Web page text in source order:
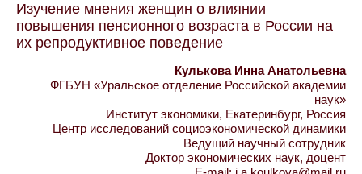
Изучение мнения женщин о влиянии
повышения пенсионного возраста в России на
их репродуктивное поведение
Кулькова Инна Анатольевна
ФГБУН «Уральское отделение Российской академии
наук»
Институт экономики, Екатеринбург, Россия
Центр исследований социоэкономической динамики
Ведущий научный сотрудник
Доктор экономических наук, доцент